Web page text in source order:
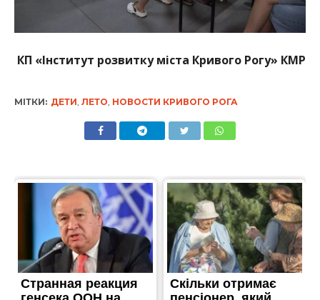
КП «Інститут розвитку міста Кривого Рогу» КМР
МІТКИ: ДЕТИ, ЛЕТО, НОВОСТИ КРИВОГО РОГА